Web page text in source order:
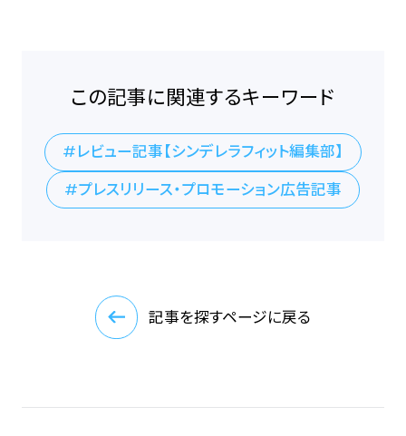
この記事に関連するキーワード
レビュー記事【シンデレラフィット編集部】
プレスリリース・プロモーション広告記事
記事を探すページに戻る